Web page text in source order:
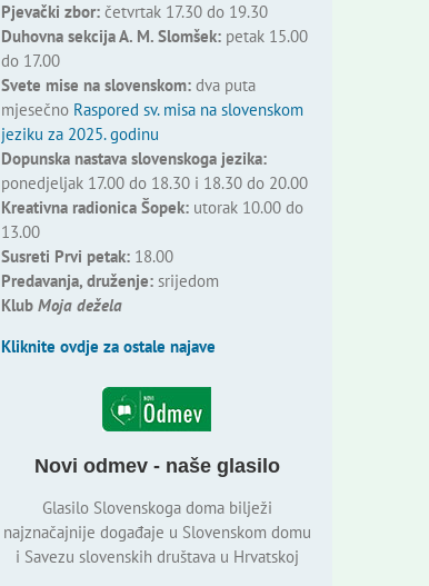
Pjevački zbor:četvrtak 17.30 do 19.30
Duhovna sekcija A. M. Slomšek:petak 15.00
do 17.00
Svete mise na slovenskom:dva puta
mjesečno Raspored sv. misa na slovenskom
jeziku za 2025. godinu
Dopunska nastava slovenskoga jezika:
ponedjeljak 17.00 do 18.30 i 18.30 do 20.00
Kreativna radionica Šopek:utorak 10.00 do
13.00
Susreti Prvi petak:18.00
Predavanja, druženje:srijedom
Klub Moja dežela
Kliknite ovdje za ostale najave
Novi odmev - naše glasilo
Glasilo Slovenskoga doma bilježi
najznačajnije događaje u Slovenskom domu
i Savezu slovenskih društava u Hrvatskoj